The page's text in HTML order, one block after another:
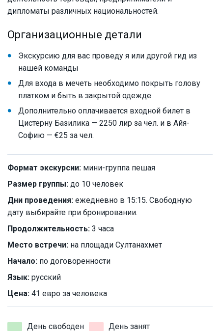
дипломаты различных национальностей.
Организационные детали
Экскурсию для вас проведу я или другой гид из
нашей команды
Для входа в мечеть необходимо покрыть голову
платком и быть в закрытой одежде
Дополнительно оплачивается входной билет в
Цистерну Базилика — 2250 лир за чел. и в Айя-
Софию — €25 за чел.
Формат экскурсии: мини-группа пешая
Размер группы: до 10 человек
Дни проведения: ежедневно в 15:15. Свободную
дату выбирайте при бронировании.
Продолжительность: 3 часа
Место встречи: на площади Султанахмет
Начало: по договоренности
Язык: русский
Цена: 41 евро за человека
День свободен
День занят